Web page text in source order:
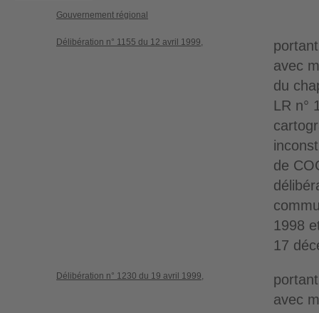
Gouvernement régional
Délibération n° 1155 du 12 avril 1999,
avec
du
LR n°
de
1998
17
Délibération n° 1230 du 19 avril 1999,
avec